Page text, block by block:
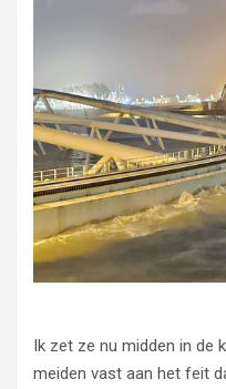
Ik zet ze nu midden in de
meiden vast aan het feit